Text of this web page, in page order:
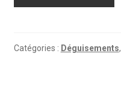
boy
Catégories : Déguisements,